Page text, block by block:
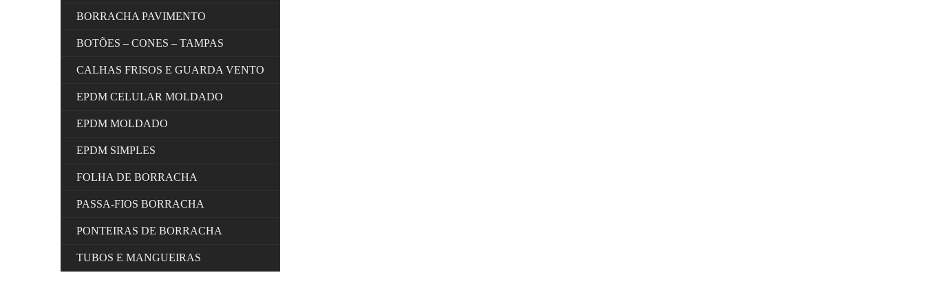
BORRACHA PAVIMENTO
BOTÕES – CONES – TAMPAS
CALHAS FRISOS E GUARDA VENTO
EPDM CELULAR MOLDADO
EPDM MOLDADO
EPDM SIMPLES
FOLHA DE BORRACHA
PASSA-FIOS BORRACHA
PONTEIRAS DE BORRACHA
TUBOS E MANGUEIRAS